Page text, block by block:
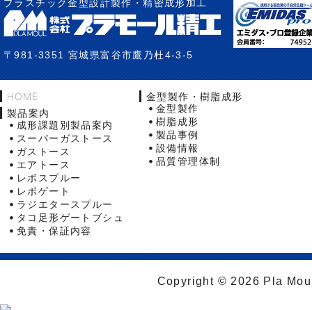
〒981-3351 宮城県富谷市鷹乃杜4-3-5
HOME
製品案内
成形課題別製品案内
スーパーガストース
ガストース
エアトース
レボスプルー
レボゲート
ラジエタースプルー
タコ足形ゲートブシュ
免責・保証内容
金型製作・樹脂成形
金型製作
樹脂成形
製品事例
設備情報
品質管理体制
Copyright © 2026 Pla